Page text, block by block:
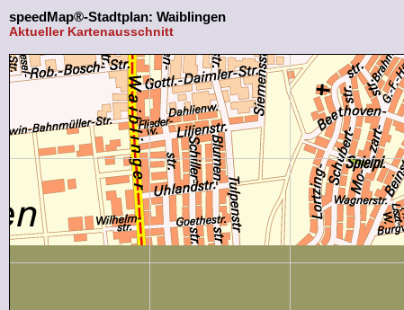
speedMap®-Stadtplan: Waiblingen
Aktueller Kartenausschnitt